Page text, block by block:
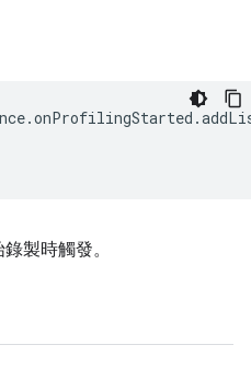
.onProfilingStarted .
製時觸發。